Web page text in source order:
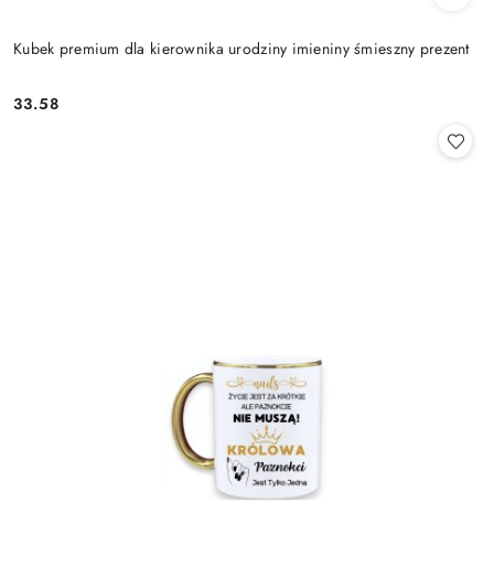
Kubek premium dla kierownika urodziny imieniny śmieszny prezent
Cena:
33.58